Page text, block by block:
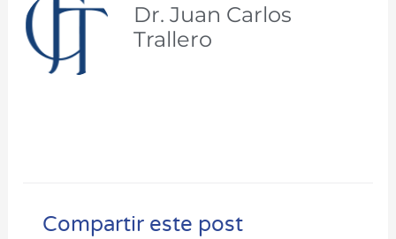
Dr. Juan Carlos
Trallero
Compartir este post